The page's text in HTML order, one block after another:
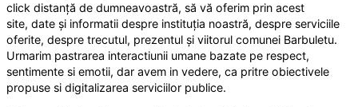
click distanță de dumneavoastră, să vă oferim prin acest
site, date și informatii despre instituția noastră, despre serviciile
oferite, despre trecutul, prezentul și viitorul comunei Barbuletu.
Urmarim pastrarea interactiunii umane bazate pe respect,
sentimente si emotii, dar avem in vedere, ca pritre obiectivele
propuse si digitalizarea serviciilor publice.